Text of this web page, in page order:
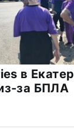
в
за БПЛА